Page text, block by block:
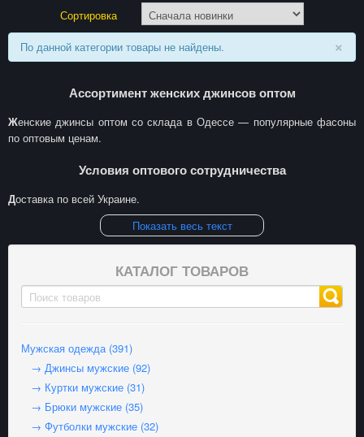
КАТАЛОГ ТОВАРОВ
Мужская одежда (391)
→ Джинсы мужские (92)
→ Куртки мужские (31)
→ Брюки мужские (35)
→ Футболки мужские (32)
Сортировка
×
По данной категории товары не найдены.
Ассортимент женских джинсов оптом
Женские джинсы оптом со склада в Одессе — популярные фасоны
по оптовым ценам.
Условия оптового сотрудничества
Доставка по всей Украине.
Показать весь текст